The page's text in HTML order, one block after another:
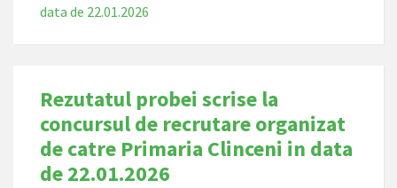
data de 22.01.2026
Rezutatul probei scrise la
concursul de recrutare organizat
de catre Primaria Clinceni in data
de 22.01.2026